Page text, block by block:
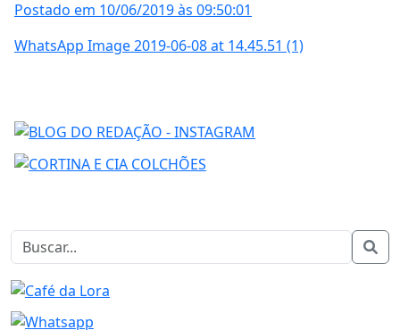
Postado em 10/06/2019 às 09:50:01
WhatsApp Image 2019-06-08 at 14.45.51 (1)